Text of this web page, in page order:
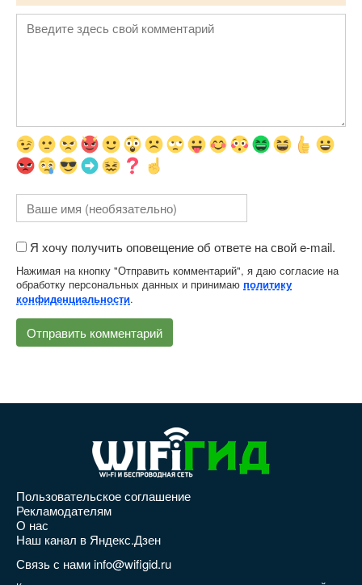
Я хочу получить оповещение об ответе на свой e-mail.
Нажимая на кнопку "Отправить комментарий", я даю согласие на
обработку персональных данных и принимаю политику
конфиденциальности.
Пользовательское соглашение
Рекламодателям
О нас
Наш канал в Яндекс.Дзен
Связь с нами info@wifigid.ru